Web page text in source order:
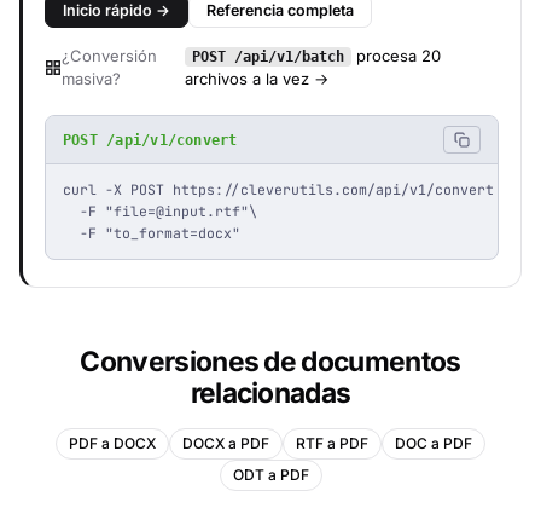
Inicio rápido → Referencia completa
¿Conversión
masiva?
POST /api/v1/batch
procesa 20
archivos a la vez →
POST /api/v1/convert
curl -X POST https://cleverutils.com/api/v1/convert \
  -F "
file=@input.rtf"\
  -F "to_format=docx"
Conversiones de documentos
relacionadas
PDF a DOCX DOCX a PDF RTF a PDF
DOC a PDF
ODT a PDF